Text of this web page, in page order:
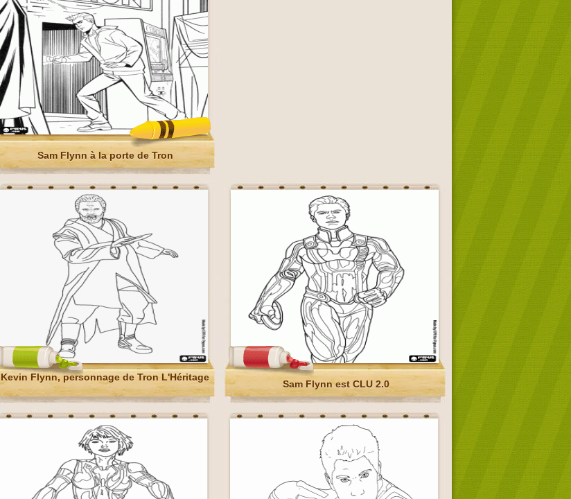
Sam Flynn à la porte de Tron
Kevin Flynn, personnage de Tron L'Héritage
Sam Flynn est CLU 2.0